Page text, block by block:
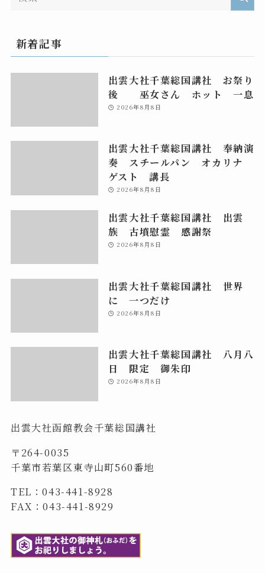
新着記事
出雲大社千葉総国講社 お祭り
後 巫女さん ホット 一息
2026年8月8日
出雲大社千葉総国講社 奉納演
奏 スチールパン オカリナ
ゲスト 講長
2026年8月8日
出雲大社千葉総国講社 出雲
族 古墳慰霊 感謝祭
2026年8月8日
出雲大社千葉総国講社 世界
に 一つだけ
2026年8月8日
出雲大社千葉総国講社 八月八
日 限定 御朱印
2026年8月8日
出雲大社函館教会千葉総国講社
〒264-0035
千葉市若葉区東寺山町560番地
TEL：043-441-8928
FAX：043-441-8929